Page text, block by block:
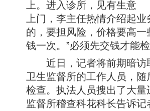
上。进入诊所，见有生意
上门，李主任热情介绍起
的，要担风险，价格要高
钱一次。”必须先交钱才能检
近日，记者将前期暗访
卫生监督所的工作人员，
检查。执法人员搜出了大
监督所稽查科花科长告诉